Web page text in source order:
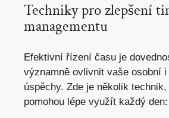
Techniky pro zlepšení
managementu
Efektivní řízení času je
významně ovlivnit vaše osobní
úspěchy. Zde je několik
pomohou lépe využít každý den: